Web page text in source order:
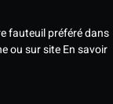
fauteuil préféré dans
ou sur siteEn savoir